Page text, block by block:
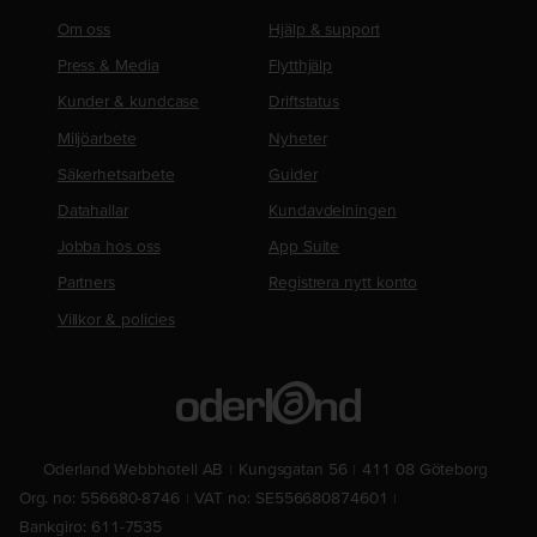
Om oss
Press & Media
Kunder & kundcase
Miljöarbete
Säkerhetsarbete
Datahallar
Jobba hos oss
Partners
Villkor & policies
Hjälp & support
Flytthjälp
Driftstatus
Nyheter
Guider
Kundavdelningen
App Suite
Registrera nytt konto
Oderland Webbhotell AB Kungsgatan 56
411 08 Göteborg
Org. no: 556680-8746
VAT no: SE556680874601
Bankgiro: 611-7535